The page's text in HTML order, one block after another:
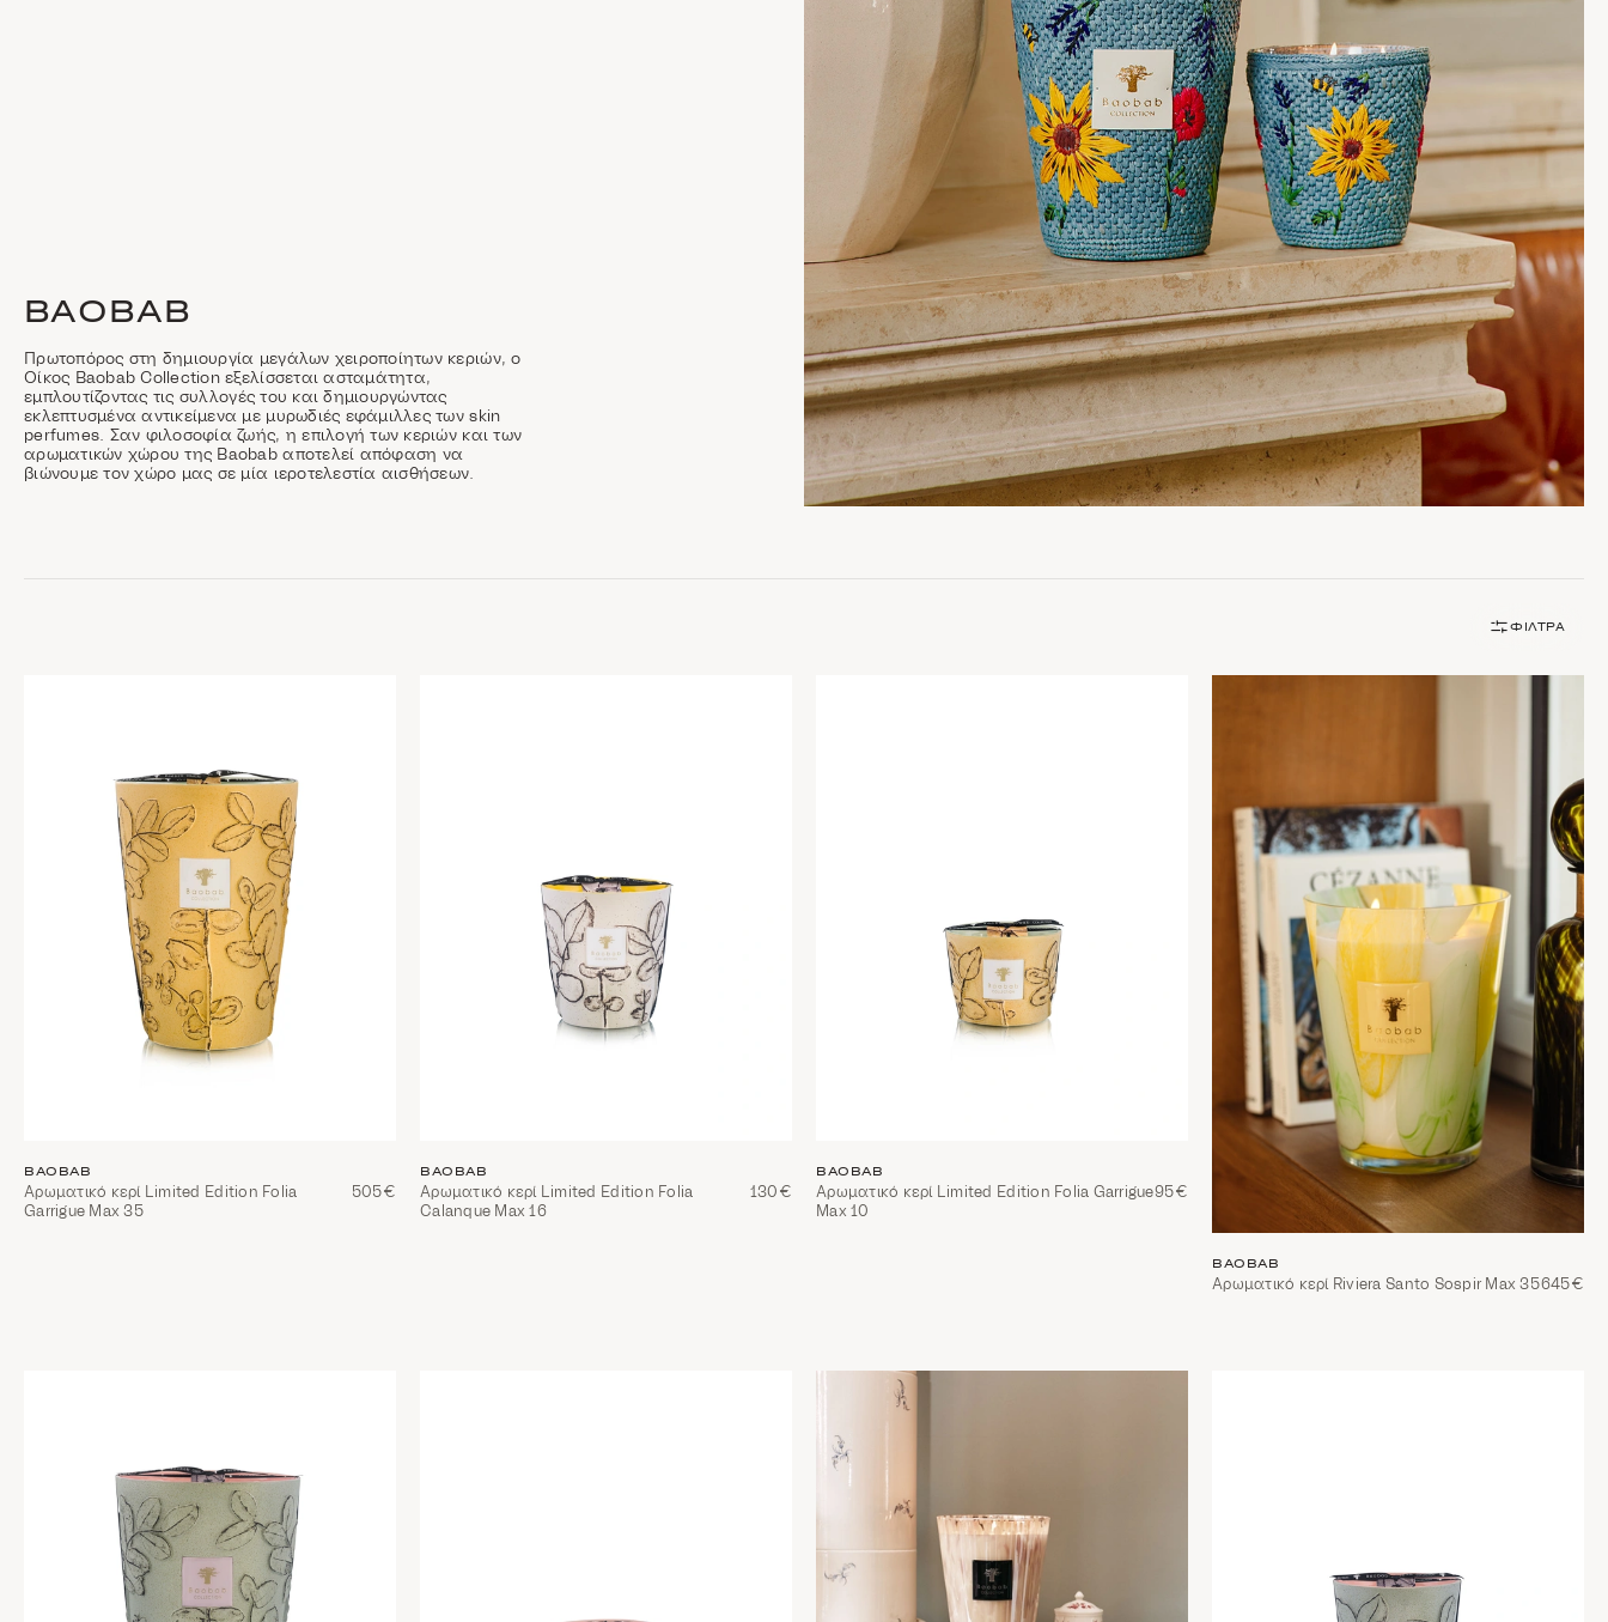
BAOBAB
Πρωτοπόρος στη δημιουργία μεγάλων χειροποίητων κεριών, ο
Οίκος Baobab Collection εξελίσσεται ασταμάτητα,
εμπλουτίζοντας τις συλλογές του και δημιουργώντας
εκλεπτυσμένα αντικείμενα με μυρωδιές εφάμιλλες των skin
perfumes. Σαν φιλοσοφία ζωής, η επιλογή των κεριών και των
αρωματικών χώρου της Baobab αποτελεί απόφαση να
βιώνουμε τον χώρο μας σε μία ιεροτελεστία αισθήσεων.
ΦΊΛΤΡΑ
BAOBAB
Αρωματικό κερί Limited Edition Folia
Garrigue Max 35
505€
BAOBAB
Αρωματικό κερί Limited Edition Folia
Calanque Max 16
130€
BAOBAB
Αρωματικό κερί Limited Edition Folia Garrigue
Max 10
95€
BAOBAB
Αρωματικό κερί Riviera Santo Sospir Max 35645€